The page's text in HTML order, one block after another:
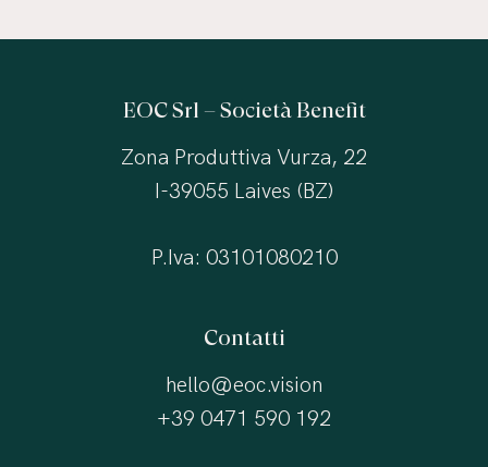
EOC Srl – Società Benefit
Zona Produttiva Vurza, 22
I-39055 Laives (BZ)
P.Iva: 03101080210
Contatti
hello@eoc.vision
+39 0471 590 192